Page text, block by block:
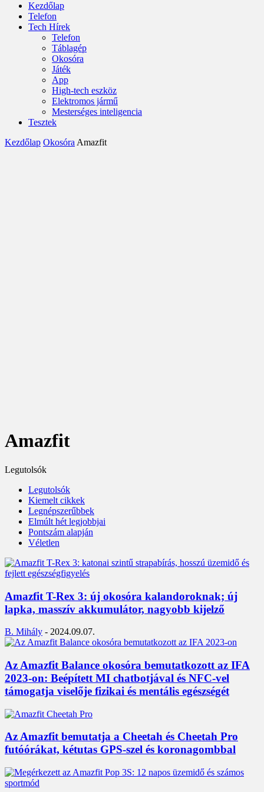
Kezdőlap
Telefon
Tech Hírek
Telefon
Táblagép
Okosóra
Játék
App
High-tech eszköz
Elektromos jármű
Mesterséges inteligencia
Tesztek
Kezdőlap Okosóra Amazfit
Amazfit
Legutolsók
Legutolsók
Kiemelt cikkek
Legnépszerűbbek
Elmúlt hét legjobbjai
Pontszám alapján
Véletlen
Amazfit T-Rex 3: új okosóra kalandoroknak; új
lapka, masszív akkumulátor, nagyobb kijelző
B. Mihály - 2024.09.07.
Az Amazfit Balance okosóra bemutatkozott az IFA
2023-on: Beépített MI chatbotjával és NFC-vel
támogatja viselője fizikai és mentális egészségét
Az Amazfit bemutatja a Cheetah és Cheetah Pro
futóórákat, kétutas GPS-szel és koronagombbal